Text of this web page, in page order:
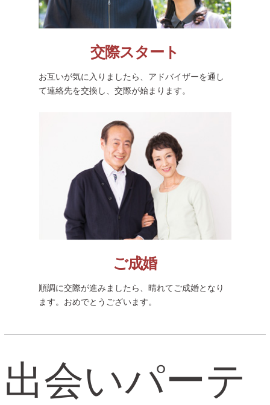
交際スタート
お互いが気に入りましたら、アドバイザーを通し
て連絡先を交換し、交際が始まります。
ご成婚
順調に交際が進みましたら、晴れてご成婚となり
ます。おめでとうございます。
出会いパーテ